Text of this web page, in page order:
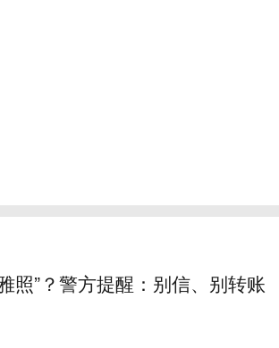
照”？警方提醒：别信、别转账